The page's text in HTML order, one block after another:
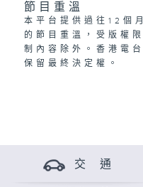
節目重溫
本平台提供過往12個月
的節目重溫，受版權限
制內容除外。香港電台
保留最終決定權。
交 通